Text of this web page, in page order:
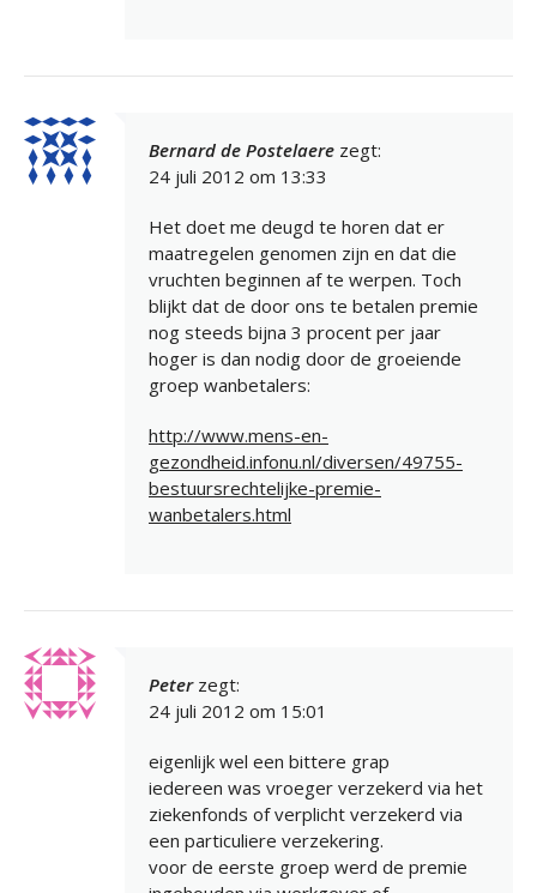
Bernard de Postelaere zegt:
24 juli 2012 om 13:33
Het doet me deugd te horen dat er
maatregelen genomen zijn en dat die
vruchten beginnen af te werpen. Toch
blijkt dat de door ons te betalen premie
nog steeds bijna 3 procent per jaar
hoger is dan nodig door de groeiende
groep wanbetalers:
http://www.mens-en-
gezondheid.infonu.nl/diversen/49755-
bestuursrechtelijke-premie-
wanbetalers.html
Peter zegt:
24 juli 2012 om 15:01
eigenlijk wel een bittere grap
iedereen was vroeger verzekerd via het
ziekenfonds of verplicht verzekerd via
een particuliere verzekering.
voor de eerste groep werd de premie